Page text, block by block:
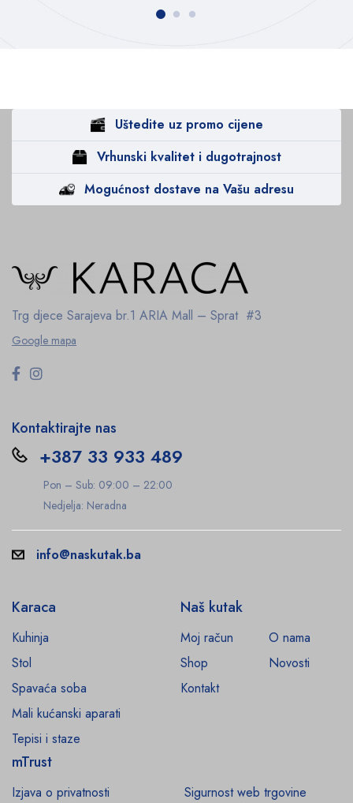
Uštedite uz promo cijene
Vrhunski kvalitet i dugotrajnost
Mogućnost dostave na Vašu adresu
Trg djece Sarajeva br.1 ARIA Mall – Sprat #3
Google mapa
Kontaktirajte nas
+387 33 933 489
Pon – Sub: 09:00 – 22:00
Nedjelja: Neradna
info@naskutak.ba
Karaca
Kuhinja
Stol
Spavaća soba
Mali kućanski aparati
Tepisi i staze
Naš kutak
Moj račun
O nama
Shop
Novosti
Kontakt
mTrust
Izjava o privatnosti Sigurnost web trgovine